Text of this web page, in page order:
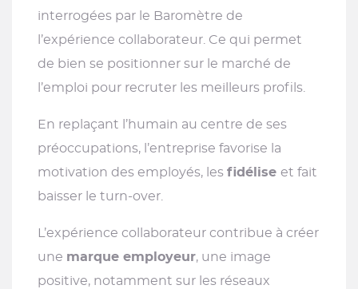
interrogées par le Baromètre de
l’expérience collaborateur. Ce qui permet
de bien se positionner sur le marché de
l’emploi pour recruter les meilleurs profils.
En replaçant l’humain au centre de ses
préoccupations, l’entreprise favorise la
motivation des employés, les fidélise et fait
baisser le turn-over.
L’expérience collaborateur contribue à créer
une marque employeur, une image
positive, notamment sur les réseaux